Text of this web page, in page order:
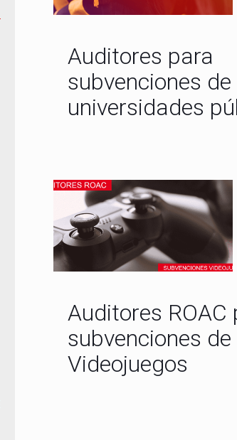
Auditores para
subvenciones
universidades
Auditores ROAC
subvenciones de
Videojuegos